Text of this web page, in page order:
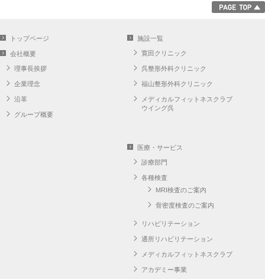
トップページ
会社概要
理事長挨拶
企業理念
沿革
グループ概要
施設一覧
寛田クリニック
呉整形外科クリニック
福山整形外科クリニック
メディカルフィットネスクラブ
ウイング呉
医療・サービス
診療部門
各種検査
MRI検査のご案内
骨密度検査のご案内
リハビリテーション
通所リハビリテーション
メディカルフィットネスクラブ
アカデミー事業